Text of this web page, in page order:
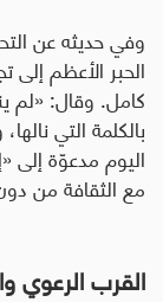
وفي حديثه عن
الحبر الأعظم إلى
كامل. وقال: «لم
بالكلمة التي
اليوم مدعوّة إلى
مع الثقافة من
القرب الرعوي